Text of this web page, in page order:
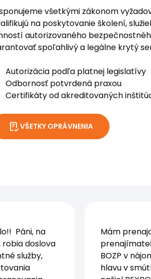
všetkými zákonom
na poskytovanie školení,
autorizovaného
spoľahlivý a legálne krytý
Autorizácia podľa platnej legislatívy
Odbornosť potvrdená praxou
Certifikáty od akreditovaných
VŠETKY OPRÁVNENIA
Páni, na
doslova
služby,
Mám
BOZP v
hlavu v